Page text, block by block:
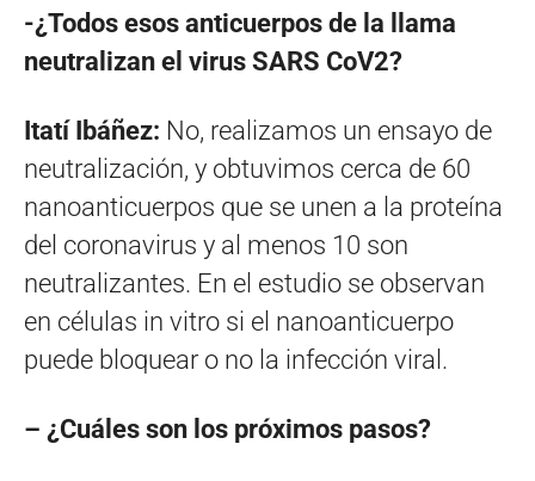
-¿Todos esos anticuerpos de la llama
neutralizan el virus SARS CoV2?
Itatí Ibáñez: No, realizamos un ensayo de
neutralización, y obtuvimos cerca de 60
nanoanticuerpos que se unen a la proteína
del coronavirus y al menos 10 son
neutralizantes. En el estudio se observan
en células in vitro si el nanoanticuerpo
puede bloquear o no la infección viral.
– ¿Cuáles son los próximos pasos?